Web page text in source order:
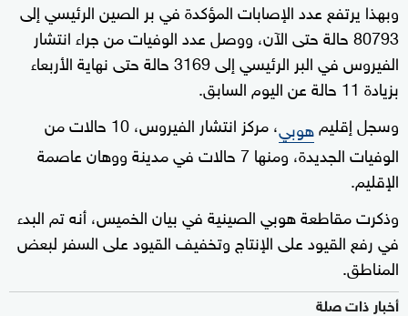
وبهذا يرتفع عدد الإصابات المؤكدة في بر الصين الرئيسي إلى
80793 حالة حتى الآن، ووصل عدد الوفيات من جراء انتشار
الفيروس في البر الرئيسي إلى 3169 حالة حتى نهاية الأربعاء
بزيادة 11 حالة عن اليوم السابق.
وسجل إقليمهوبي
، مركز انتشار الفيروس، 10 حالات من
الوفيات الجديدة، ومنها 7 حالات في مدينة ووهان عاصمة
الإقليم.
وذكرت مقاطعة هوبي الصينية في بيان الخميس، أنه تم البدء
في رفع القيود على الإنتاج وتخفيف القيود على السفر لبعض
المناطق.
أخبار ذات صلة